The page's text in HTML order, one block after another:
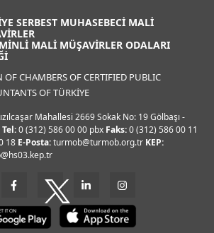
SERBEST MUHASEBECİ MALİ
MALİ MÜŞAVİRLER ODALARI
CHAMBERS OF CERTIFIED PUBLIC
OF TÜRKİYE
Mahallesi 2669 Sokak No: 19 Gölbaşı -
Tel:0 (312) 586 00 00 pbx Faks:0 (312) 586 00 11
18 E-Posta:turmob@turmob.org.tr KEP: